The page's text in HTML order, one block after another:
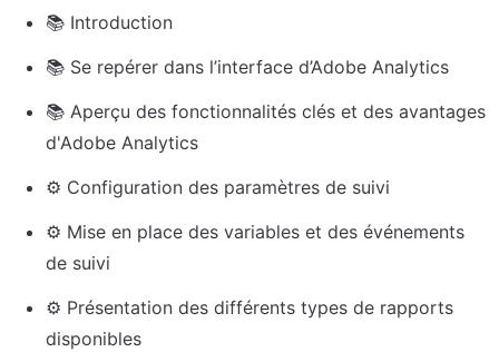
📚 Introduction
📚 Se repérer dans l’interface d’Adobe Analytics
📚 Aperçu des fonctionnalités clés et des avantages
d'Adobe Analytics
⚙️ Configuration des paramètres de suivi
⚙️ Mise en place des variables et des événements
de suivi
⚙️ Présentation des différents types de rapports
disponibles